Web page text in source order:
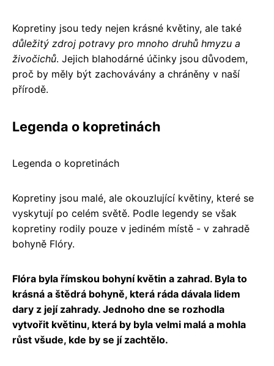
Kopretiny jsou tedy nejen krásné květiny, ale také
důležitý zdroj potravy pro mnoho druhů hmyzu a
živočichů. Jejich blahodárné účinky jsou důvodem,
proč by měly být zachovávány a chráněny v naší
přírodě.
Legenda o kopretinách
Legenda o kopretinách
Kopretiny jsou malé, ale okouzlující květiny, které se
vyskytují po celém světě. Podle legendy se však
kopretiny rodily pouze v jediném místě - v zahradě
bohyně Flóry.
Flóra byla římskou bohyní květin a zahrad. Byla to
krásná a štědrá bohyně, která ráda dávala lidem
dary z její zahrady. Jednoho dne se rozhodla
vytvořit květinu, která by byla velmi malá a mohla
růst všude, kde by se jí zachtělo.